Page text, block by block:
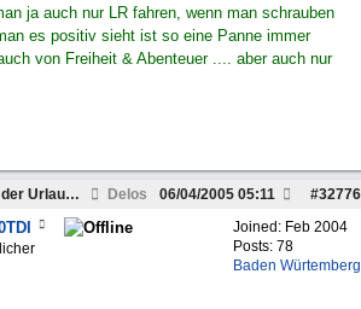
ja auch nur LR fahren, wenn man schrauben
es positiv sieht ist so eine Panne immer
von Freiheit & Abenteuer .... aber auch nur
Re: Turboschaden auf der Urlaubsfahrt.... Delos #32776
06/04/2005 05:11
Joined: Feb 2004
Posts: 78
Baden Würtemberg